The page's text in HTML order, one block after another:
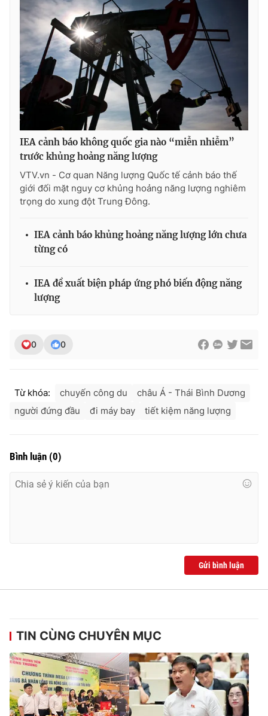
Ðiện thoại Thời báo VTV:024.66 897 897
Email:
toasoan@vtv.vn
Liên hệ quảng cáo:024-7300.7108
® Cấm sao chép dưới mọi hình thức nếu không có sự chấp
thông tin từ website này.
IEA cảnh báo không quốc gia nào “miễn nhiễm”
trước khủng hoảng năng lượng
VTV.vn - Cơ quan Năng lượng Quốc tế cảnh báo thế
giới đối mặt nguy cơ khủng hoảng năng lượng nghiêm
trọng do xung đột Trung Đông.
IEA cảnh báo khủng hoảng năng lượng lớn chưa
từng có
IEA đề xuất biện pháp ứng phó biến động năng
lượng
0 0
Từ khóa: chuyến công du
châu Á - Thái Bình Dương
người đứng đầu
đi máy bay tiết kiệm năng lượng
Bình luận (0)
Gửi bình luận
TIN CÙNG CHUYÊN MỤC